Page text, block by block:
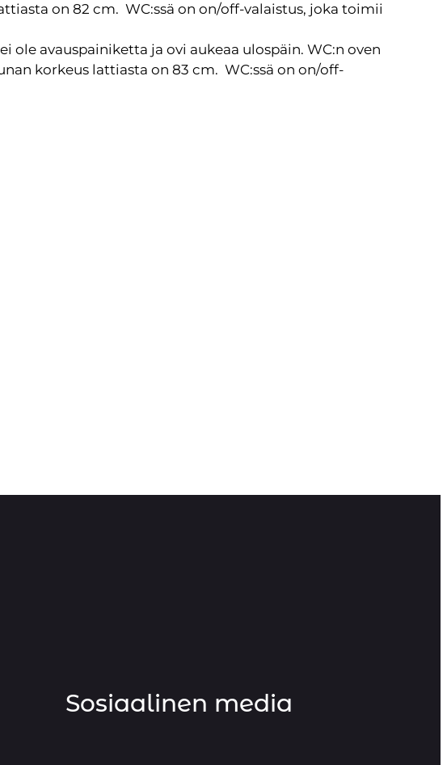
on 82 cm. WC:ssä on on/off-valaistus, joka toimii
ole avauspainiketta ja ovi aukeaa ulospäin. WC:n oven
korkeus lattiasta on 83 cm. WC:ssä on on/off-
Sosiaalinen media